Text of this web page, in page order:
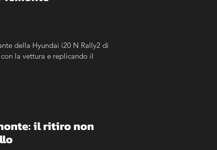
della Hyundai i20 N Rally2 di
la vettura e replicando il
il ritiro non